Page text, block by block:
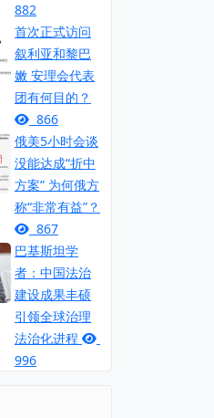
882
首次正式访问
叙利亚和黎巴
嫩 安理会代表
团有何目的？
866
俄美5小时会谈
没能达成“折中
方案” 为何俄方
称“非常有益”？
867
巴基斯坦学
者：中国法治
建设成果丰硕
引领全球治理
法治化进程
996